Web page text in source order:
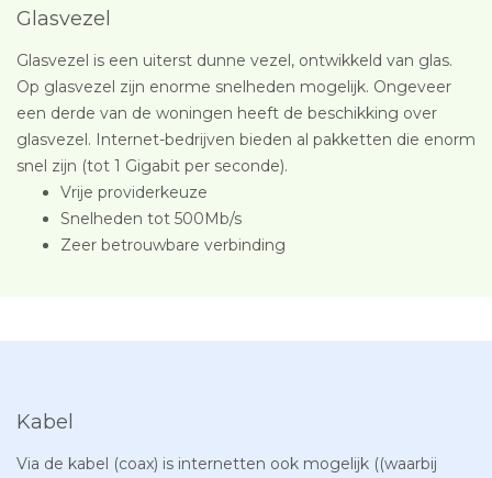
Glasvezel
Glasvezel is een uiterst dunne vezel, ontwikkeld van glas.
Op glasvezel zijn enorme snelheden mogelijk. Ongeveer
een derde van de woningen heeft de beschikking over
glasvezel. Internet-bedrijven bieden al pakketten die enorm
snel zijn (tot 1 Gigabit per seconde).
Vrije providerkeuze
Snelheden tot 500Mb/s
Zeer betrouwbare verbinding
Kabel
Via de kabel (coax) is internetten ook mogelijk ((waarbij